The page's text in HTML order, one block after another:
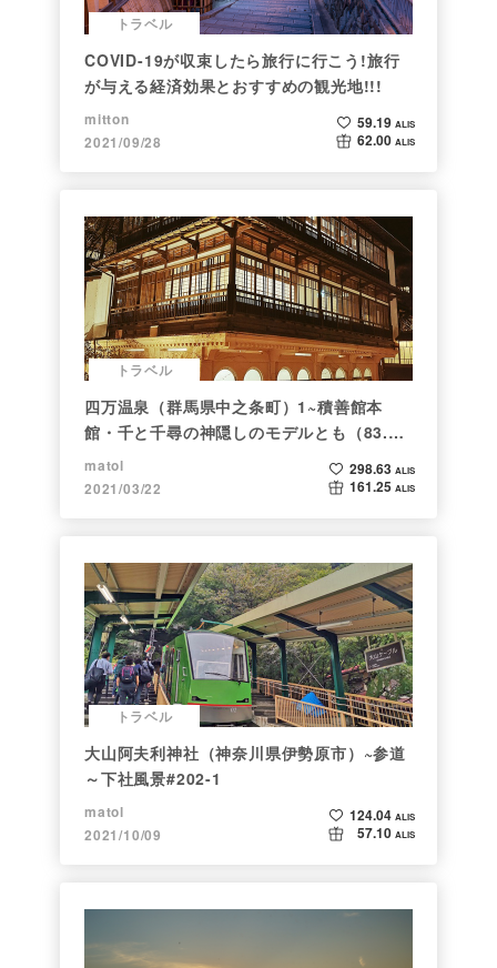
トラベル
COVID-19が収束したら旅行に行こう!旅行
が与える経済効果とおすすめの観光地!!!
mitton
2021/09/28
59.19 ALIS
62.00 ALIS
トラベル
四万温泉（群馬県中之条町）1~積善館本
館・千と千尋の神隠しのモデルとも（83.と
らべるショット）
matol
2021/03/22
298.63 ALIS
161.25 ALIS
トラベル
大山阿夫利神社（神奈川県伊勢原市）~参道
～下社風景#202-1
matol
2021/10/09
124.04 ALIS
57.10 ALIS